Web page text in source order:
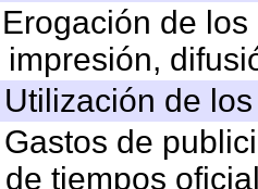
de
de
de
tiempos